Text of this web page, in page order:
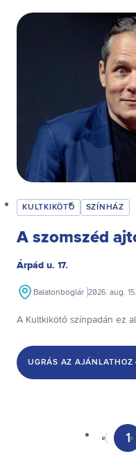
KULTKIKÖTŐ SZÍNHÁZ
A szomszéd
Árpád u. 17.
Balatonboglár 2026. aug. 15.
A Kultkikötő színpadán ez
UGRÁS AZ AJÁNLATHOZ
Előző
1